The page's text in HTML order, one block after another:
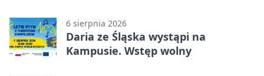
6 sierpnia 2026
Daria ze Śląska wystąpi na
Kampusie. Wstęp wolny